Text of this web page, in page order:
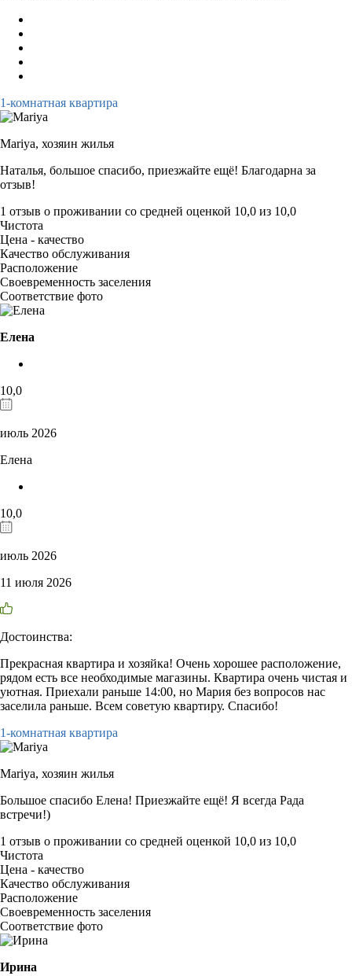
1-комнатная квартира
Mariya, хозяин жилья
Наталья, большое спасибо, приезжайте ещё! Благодарна за
отзыв!
1 отзыв о проживании со средней оценкой 10,0 из 10,0
Чистота
Цена - качество
Качество обслуживания
Расположение
Своевременность заселения
Соответствие фото
Елена
10,0
июль 2026
Елена
10,0
июль 2026
11 июля 2026
Достоинства:
Прекрасная квартира и хозяйка! Очень хорошее расположение,
рядом есть все необходимые магазины. Квартира очень чистая и
уютная. Приехали раньше 14:00, но Мария без вопросов нас
заселила раньше. Всем советую квартиру. Спасибо!
1-комнатная квартира
Mariya, хозяин жилья
Большое спасибо Елена! Приезжайте ещё! Я всегда Рада
встречи!)
1 отзыв о проживании со средней оценкой 10,0 из 10,0
Чистота
Цена - качество
Качество обслуживания
Расположение
Своевременность заселения
Соответствие фото
Ирина